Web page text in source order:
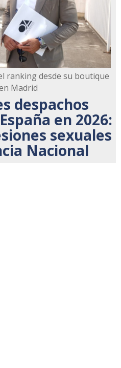
ranking desde su boutique
Madrid
despachos
en 2026:
sexuales
Nacional